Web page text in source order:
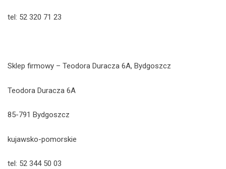
tel: 52 320 71 23
Sklep firmowy – Teodora Duracza 6A, Bydgoszcz
Teodora Duracza 6A
85-791 Bydgoszcz
kujawsko-pomorskie
tel: 52 344 50 03